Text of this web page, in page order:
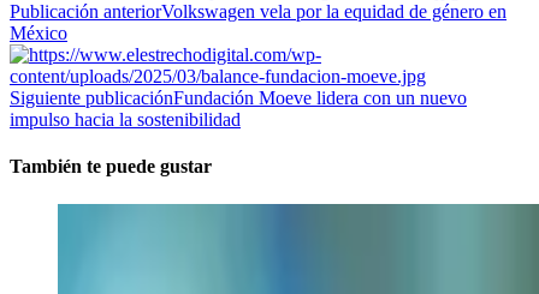
Publicación anteriorVolkswagen vela por la equidad de género en
México
Siguiente publicaciónFundación Moeve lidera con un nuevo
impulso hacia la sostenibilidad
También te puede gustar